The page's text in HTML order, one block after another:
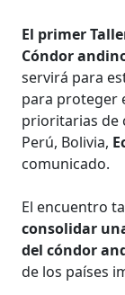
El primer
Cóndor
servirá para
para proteger
prioritarias de
Perú, Bolivia,
comunicado.
El encuentro
consolidar
del cóndor
de los países